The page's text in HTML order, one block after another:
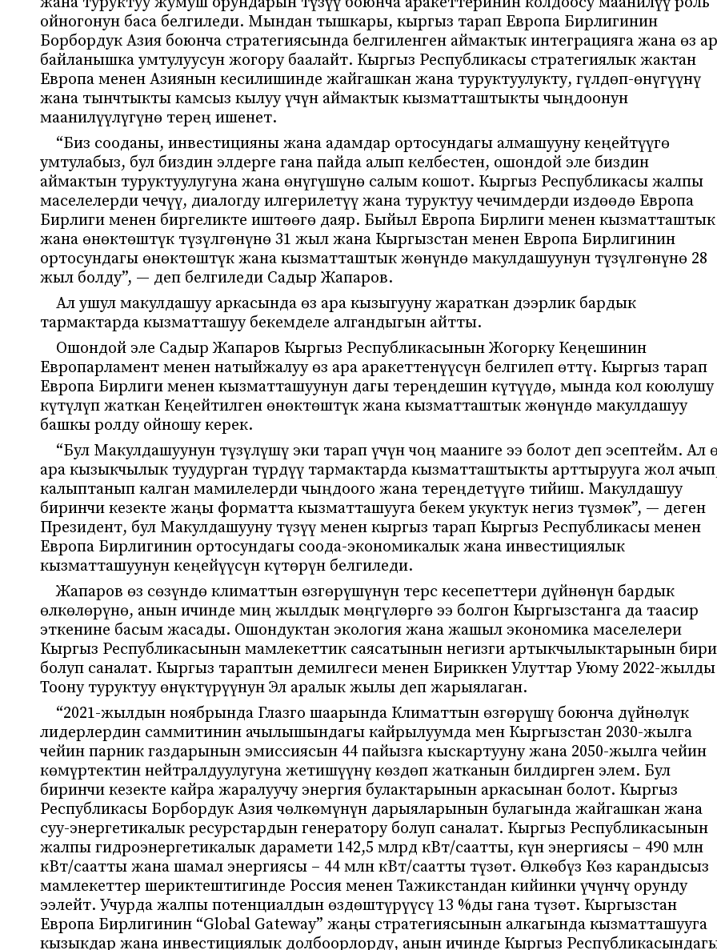
ойногонун баса белгиледи. Мындан тышкары, кыргыз тарап Европа Бирлигинин
Борбордук Азия боюнча стратегиясында белгиленген аймактык интеграцияга жана өз
байланышка умтулуусун жогору баалайт. Кыргыз Республикасы стратегиялык жактан
Европа менен Азиянын кесилишинде жайгашкан жана туруктуулукту, гүлдөп-өнүгүүнү
жана тынчтыкты камсыз кылуу үчүн аймактык кызматташтыкты чыңдоонун
маанилүүлүгүнө терең ишенет.
“Биз сооданы, инвестицияны жана адамдар ортосундагы алмашууну кеңейтүүгө
умтулабыз, бул биздин элдерге гана пайда алып келбестен, ошондой эле биздин
аймактын туруктуулугуна жана өнүгүшүнө салым кошот. Кыргыз Республикасы жалпы
маселелерди чечүү, диалогду илгерилетүү жана туруктуу чечимдерди издөөдө Европа
Бирлиги менен биргеликте иштөөгө даяр. Быйыл Европа Бирлиги менен кызматташтык
жана өнөктөштүк түзүлгөнүнө 31 жыл жана Кыргызстан менен Европа Бирлигинин
ортосундагы өнөктөштүк жана кызматташтык жөнүндө макулдашуунун түзүлгөнүнө 28
жыл болду”, — деп белгиледи Садыр Жапаров.
Ал ушул макулдашуу аркасында өз ара кызыгууну жараткан дээрлик бардык
тармактарда кызматташуу бекемделе алгандыгын айтты.
Ошондой эле Садыр Жапаров Кыргыз Республикасынын Жогорку Кеңешинин
Европарламент менен натыйжалуу өз ара аракеттенүүсүн белгилеп өттү. Кыргыз тарап
Европа Бирлиги менен кызматташуунун дагы тереңдешин күтүүдө, мында кол коюлушу
күтүлүп жаткан Кеңейтилген өнөктөштүк жана кызматташтык жөнүндө макулдашуу
башкы ролду ойношу керек.
“Бул Макулдашуунун түзүлүшү эки тарап үчүн чоң мааниге ээ болот деп эсептейм. Ал
ара кызыкчылык туудурган түрдүү тармактарда кызматташтыкты арттырууга жол
калыптанып калган мамилелерди чыңдоого жана тереңдетүүгө тийиш. Макулдашуу
биринчи кезекте жаңы форматта кызматташууга бекем укуктук негиз түзмөк”, — деген
Президент, бул Макулдашууну түзүү менен кыргыз тарап Кыргыз Республикасы менен
Европа Бирлигинин ортосундагы соода-экономикалык жана инвестициялык
кызматташуунун кеңейүүсүн күтөрүн белгиледи.
Жапаров өз сөзүндө климаттын өзгөрүшүнүн терс кесепеттери дүйнөнүн бардык
өлкөлөрүнө, анын ичинде миң жылдык мөңгүлөргө ээ болгон Кыргызстанга да таасир
эткенине басым жасады. Ошондуктан экология жана жашыл экономика маселелери
Кыргыз Республикасынын мамлекеттик саясатынын негизги артыкчылыктарынын бири
болуп саналат. Кыргыз тараптын демилгеси менен Бириккен Улуттар Уюму 2022-жылды
Тоону туруктуу өнүктүрүүнун Эл аралык жылы деп жарыялаган.
“2021-жылдын ноябрында Глазго шаарында Климаттын өзгөрүшү боюнча дүйнөлүк
лидерлердин саммитинин ачылышындагы кайрылуумда мен Кыргызстан 2030-жылга
чейин парник газдарынын эмиссиясын 44 пайызга кыскартууну жана 2050-жылга чейин
көмүртектин нейтралдуулугуна жетишүүнү көздөп жатканын билдирген элем. Бул
биринчи кезекте кайра жаралуучу энергия булактарынын аркасынан болот. Кыргыз
Республикасы Борбордук Азия чөлкөмүнүн дарыяларынын булагында жайгашкан жана
суу-энергетикалык ресурстардын генератору болуп саналат. Кыргыз Республикасынын
жалпы гидроэнергетикалык дарамети 142,5 млрд кВт/саатты, күн энергиясы – 490 млн
кВт/саатты жана шамал энергиясы – 44 млн кВт/саатты түзөт. Өлкөбүз Көз карандысыз
мамлекеттер шериктештигинде Россия менен Тажикстандан кийинки үчүнчү орунду
ээлейт. Учурда жалпы потенциалдын өздөштүрүүсү 13 %ды гана түзөт. Кыргызстан
Европа Бирлигинин “Global Gateway” жаңы стратегиясынын алкагында кызматташууга
кызыкдар жана инвестициялык долбоорлорду, анын ичинде Кыргыз